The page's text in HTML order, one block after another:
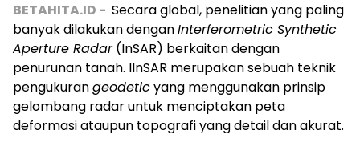
BETAHITA.ID - Secara global, penelitian yang paling
banyak dilakukan denganInterferometric Synthetic
Aperture Radar(InSAR) berkaitan dengan
penurunan tanah. IInSAR merupakan sebuah teknik
pengukurangeodeticyang menggunakan prinsip
gelombang radar untuk menciptakan peta
deformasi ataupun topografi yang detail dan akurat.